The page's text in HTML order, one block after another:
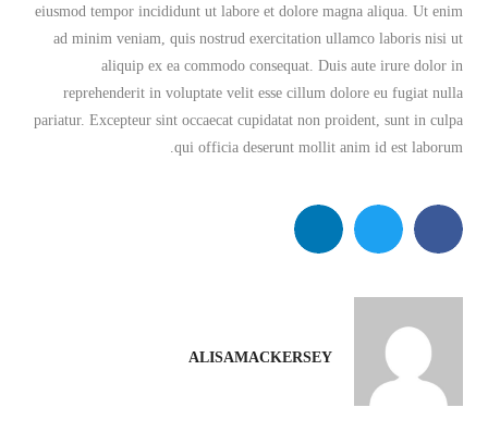
eiusmod tempor incididunt ut labore et dolore magna aliqua. Ut enim
ad minim veniam, quis nostrud exercitation ullamco laboris nisi ut
aliquip ex ea commodo consequat. Duis aute irure dolor in
reprehenderit in voluptate velit esse cillum dolore eu fugiat nulla
pariatur. Excepteur sint occaecat cupidatat non proident, sunt in culpa
qui officia deserunt mollit anim id est laborum.
ALISAMACKERSEY